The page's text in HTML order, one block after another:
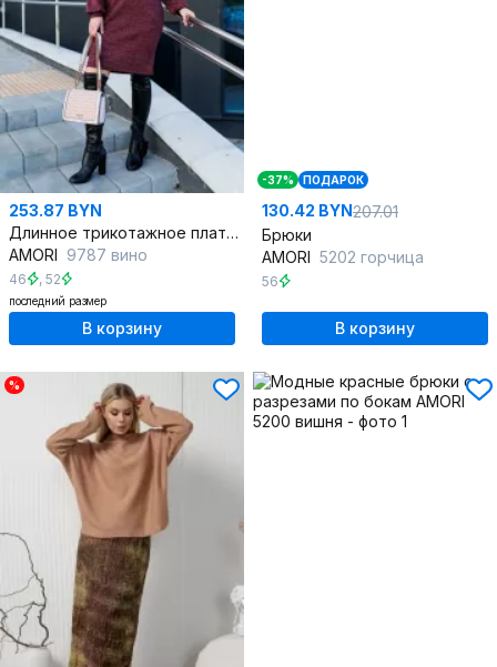
253.87 BYN
Длинное трикотажное платье с рукавами на сборке
AMORI 9787 вино
46 , 52
последний размер
В корзину
-37% ПОДАРОК
130.42 BYN207.01
Брюки
AMORI 5202 горчица
56
В корзину
%